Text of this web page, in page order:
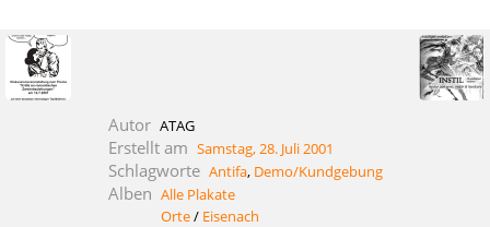
Autor ATAG
Erstellt am Samstag, 28. Juli 2001
Schlagworte Antifa, Demo/Kundgebung
Alben Alle Plakate
Orte/ Eisenach